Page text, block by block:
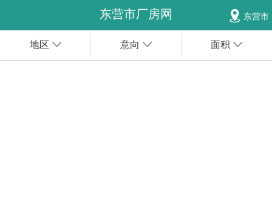
东营市厂房网 东营市
地区 意向 面积